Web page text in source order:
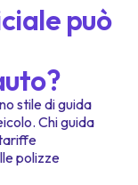
può
stile di guida
Chi guida
polizze